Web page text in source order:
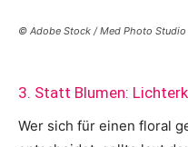
© Adobe Stock / Med Photo Studio
3. Statt Blumen:
Wer sich für einen floral